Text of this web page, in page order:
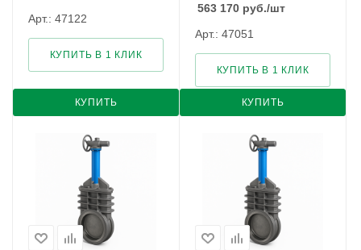
Арт.: 47122
КУПИТЬ
КУПИТЬ В 1 КЛИК
563 170 руб./шт
Арт.: 47051
КУПИТЬ
КУПИТЬ В 1 КЛИК